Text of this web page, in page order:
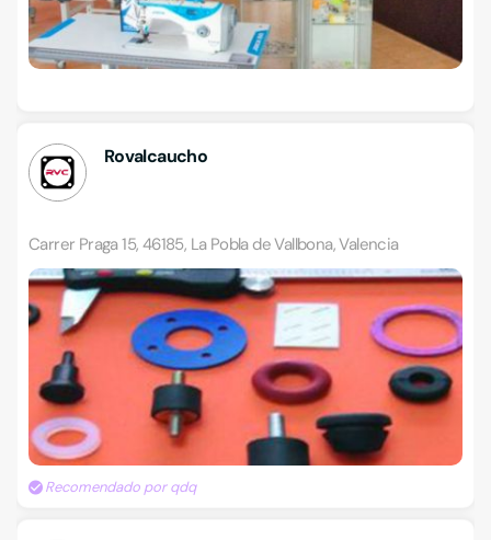
Rovalcaucho
Carrer Praga 15, 46185, La Pobla de Vallbona, Valencia
Recomendado por qdq